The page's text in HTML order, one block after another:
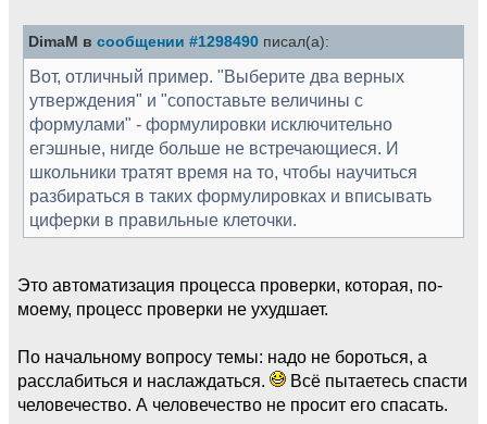
DimaM в сообщении #1298490 писал(а):
Вот, отличный пример. "Выберите два верных
утверждения" и "сопоставьте величины с
формулами" - формулировки исключительно
егэшные, нигде больше не встречающиеся. И
школьники тратят время на то, чтобы научиться
разбираться в таких формулировках и вписывать
циферки в правильные клеточки.
Это автоматизация процесса проверки, которая, по-
моему, процесс проверки не ухудшает.
По начальному вопросу темы: надо не бороться, а
расслабиться и наслаждаться.
Всё пытаетесь спасти
человечество. А человечество не просит его спасать.